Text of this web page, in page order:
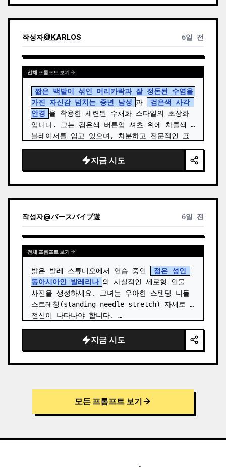
작성자@KARLOS 6일 전
전체 프롬프트 보기
짧은 백발이 섞인 머리카락과 잘 정돈된 수염을
가진 자신감 넘치는 중년 남성 과
검은색 사각
안경 을 착용한 세련된 수채화 스타일의 초상화
입니다. 그는 검은색 버튼업 셔츠 위에 차콜색
블레이저를 입고 있으며, 차분하고 전문적인 표
작품은 사실적인 얼굴 묘사와 따뜻한 베이지, 회
색, 세피…
지금 시도
작성자@バースバイブ遊 6일 전
전체 프롬프트 보기
밝은 발레 스튜디오에서 연습 중인
젊은 성인
동아시아인 발레리나 의 사실적인 세로형 인물
사진을 생성하세요. 그녀는 우아한 스탠딩 니들
스트레칭(standing needle stretch) 자세로
전신이 나타나야 합니다. …
지금 시도
모든 프롬프트 보기